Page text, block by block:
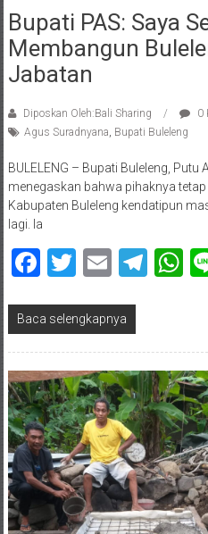
Bupati PAS: Saya
Membangun
Jabatan
Diposkan Oleh:Bali Sharing
0
Agus Suradnyana, Bupati Buleleng
BULELENG – Bupati Buleleng, Putu
menegaskan bahwa pihaknya
Kabupaten Buleleng kendatipun
lagi. Ia
Facebook
Twitter
Email
Baca selengkapnya